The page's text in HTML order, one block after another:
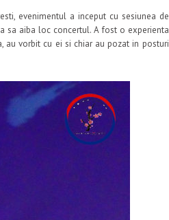
evenimentul a inceput cu sesiunea de
sa aiba loc concertul. A fost o experienta
au vorbit cu ei si chiar au pozat in posturi